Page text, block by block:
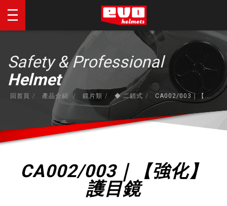
Safety & Professional
Helmet
回首頁 產品介紹 鏡片類 ◆ 二鎖式 CA002/003｜【...
CA002/003｜【強化】
護目鏡